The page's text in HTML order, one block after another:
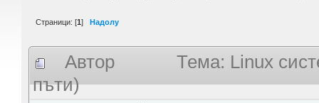
Страници: [1] Надолу
Автор
Тема: Linux
пъти)